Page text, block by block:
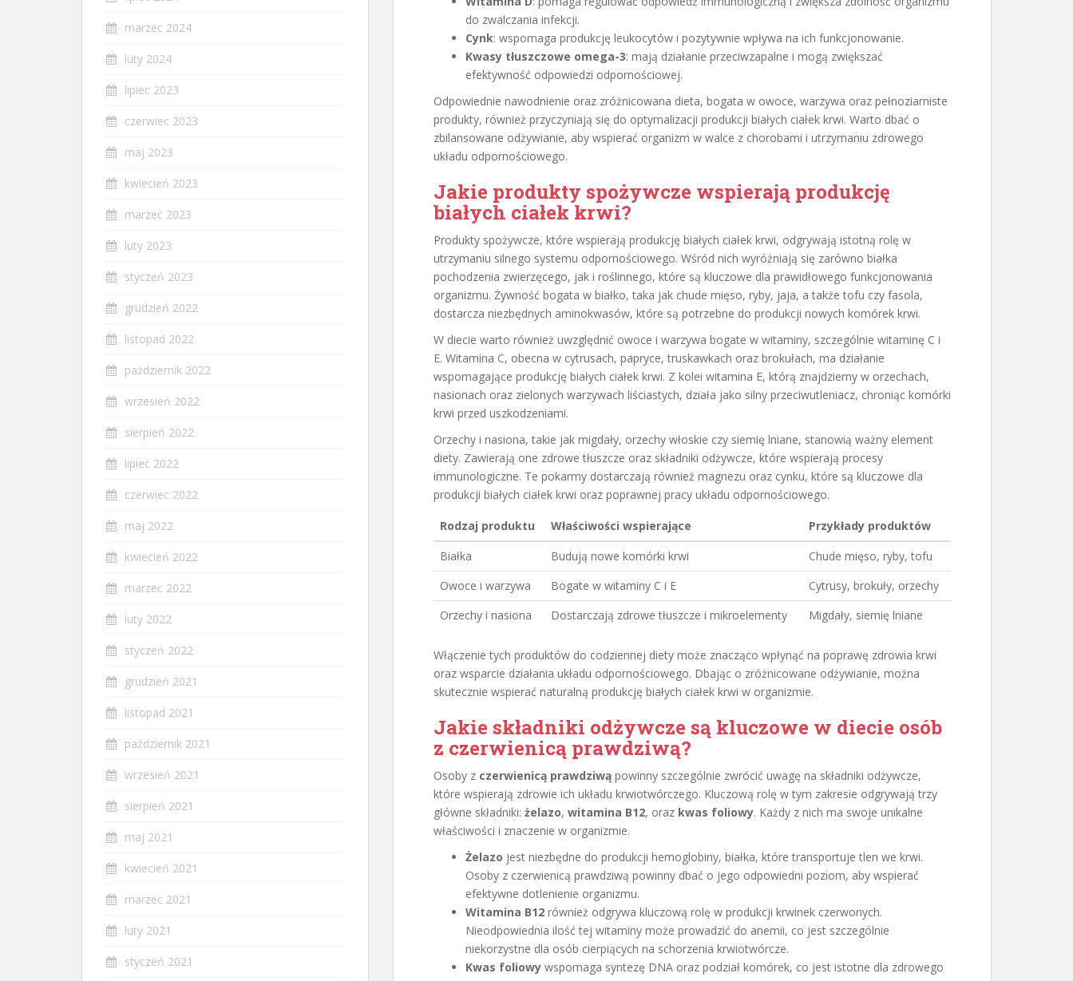
do zwalczania infekcji.
Cynk: wspomaga produkcję leukocytów i pozytywnie wpływa na ich funkcjonowanie.
Kwasy tłuszczowe omega-3: mają działanie przeciwzapalne i mogą zwiększać
efektywność odpowiedzi odpornościowej.
Odpowiednie nawodnienie oraz zróżnicowana dieta, bogata w owoce, warzywa oraz pełnoziarniste
produkty, również przyczyniają się do optymalizacji produkcji białych ciałek krwi. Warto dbać o
zbilansowane odżywianie, aby wspierać organizm w walce z chorobami i utrzymaniu zdrowego
układu odpornościowego.
Jakie produkty spożywcze wspierają produkcję
białych ciałek krwi?
Produkty spożywcze, które wspierają produkcję białych ciałek krwi, odgrywają istotną rolę w
utrzymaniu silnego systemu odpornościowego. Wśród nich wyróżniają się zarówno białka
pochodzenia zwierzęcego, jak i roślinnego, które są kluczowe dla prawidłowego funkcjonowania
organizmu. Żywność bogata w białko, taka jak chude mięso, ryby, jaja, a także tofu czy fasola,
dostarcza niezbędnych aminokwasów, które są potrzebne do produkcji nowych komórek krwi.
W diecie warto również uwzględnić owoce i warzywa bogate w witaminy, szczególnie witaminę C i
E. Witamina C, obecna w cytrusach, papryce, truskawkach oraz brokułach, ma działanie
wspomagające produkcję białych ciałek krwi. Z kolei witamina E, którą znajdziemy w orzechach,
nasionach oraz zielonych warzywach liściastych, działa jako silny przeciwutleniacz, chroniąc komórki
krwi przed uszkodzeniami.
Orzechy i nasiona, takie jak migdały, orzechy włoskie czy siemię lniane, stanowią ważny element
diety. Zawierają one zdrowe tłuszcze oraz składniki odżywcze, które wspierają procesy
immunologiczne. Te pokarmy dostarczają również magnezu oraz cynku, które są kluczowe dla
produkcji białych ciałek krwi oraz poprawnej pracy układu odpornościowego.
Rodzaj produktu Właściwości wspierające
Przykłady produktów
Białka
Budują nowe komórki krwi
Chude mięso, ryby, tofu
Owoce i warzywa
Bogate w witaminy C i E
Cytrusy, brokuły, orzechy
Orzechy i nasiona
Dostarczają zdrowe tłuszcze i mikroelementy Migdały, siemię lniane
Włączenie tych produktów do codziennej diety może znacząco wpłynąć na poprawę zdrowia krwi
oraz wsparcie działania układu odpornościowego. Dbając o zróżnicowane odżywianie, można
skutecznie wspierać naturalną produkcję białych ciałek krwi w organizmie.
Jakie składniki odżywcze są kluczowe w diecie osób
z czerwienicą prawdziwą?
Osoby z czerwienicą prawdziwą powinny szczególnie zwrócić uwagę na składniki odżywcze,
które wspierają zdrowie ich układu krwiotwórczego. Kluczową rolę w tym zakresie odgrywają trzy
główne składniki: żelazo, witamina B12, oraz kwas foliowy. Każdy z nich ma swoje unikalne
właściwości i znaczenie w organizmie.
Żelazo jest niezbędne do produkcji hemoglobiny, białka, które transportuje tlen we krwi.
Osoby z czerwienicą prawdziwą powinny dbać o jego odpowiedni poziom, aby wspierać
efektywne dotlenienie organizmu.
Witamina B12 również odgrywa kluczową rolę w produkcji krwinek czerwonych.
Nieodpowiednia ilość tej witaminy może prowadzić do anemii, co jest szczególnie
niekorzystne dla osób cierpiących na schorzenia krwiotwórcze.
Kwas foliowy wspomaga syntezę DNA oraz podział komórek, co jest istotne dla zdrowego
marzec 2024
luty 2024
lipiec 2023
czerwiec 2023
maj 2023
kwiecień 2023
marzec 2023
luty 2023
styczeń 2023
grudzień 2022
listopad 2022
październik 2022
wrzesień 2022
sierpień 2022
lipiec 2022
czerwiec 2022
maj 2022
kwiecień 2022
marzec 2022
luty 2022
styczeń 2022
grudzień 2021
listopad 2021
październik 2021
wrzesień 2021
sierpień 2021
maj 2021
kwiecień 2021
marzec 2021
luty 2021
styczeń 2021